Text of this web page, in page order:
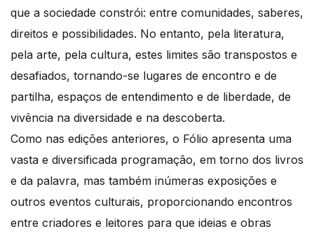
que a sociedade constrói: entre comunidades, saberes,
direitos e possibilidades. No entanto, pela literatura,
pela arte, pela cultura, estes limites são transpostos e
desafiados, tornando-se lugares de encontro e de
partilha, espaços de entendimento e de liberdade, de
vivência na diversidade e na descoberta.
Como nas edições anteriores, o Fólio apresenta uma
vasta e diversificada programação, em torno dos livros
e da palavra, mas também inúmeras exposições e
outros eventos culturais, proporcionando encontros
entre criadores e leitores para que ideias e obras